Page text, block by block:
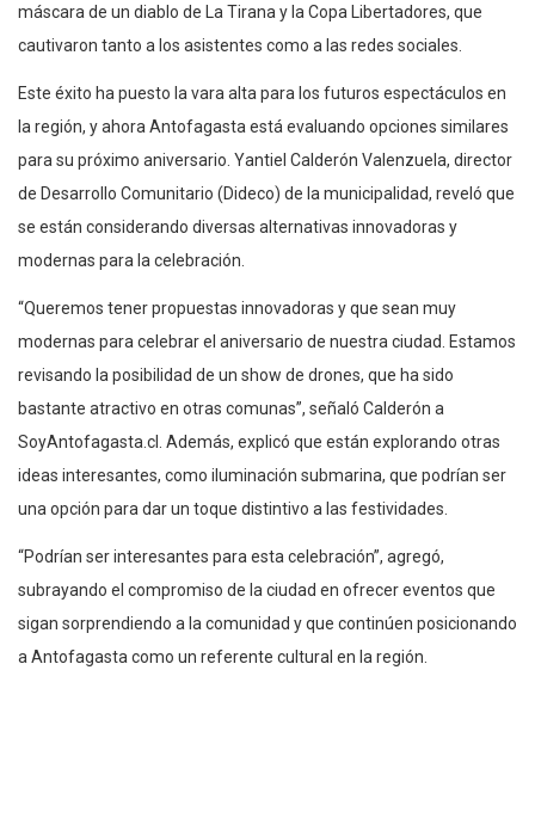
máscara de un diablo de La Tirana y la Copa Libertadores, que
cautivaron tanto a los asistentes como a las redes sociales.
Este éxito ha puesto la vara alta para los futuros espectáculos en
la región, y ahora Antofagasta está evaluando opciones similares
para su próximo aniversario. Yantiel Calderón Valenzuela, director
de Desarrollo Comunitario (Dideco) de la municipalidad, reveló que
se están considerando diversas alternativas innovadoras y
modernas para la celebración.
“Queremos tener propuestas innovadoras y que sean muy
modernas para celebrar el aniversario de nuestra ciudad. Estamos
revisando la posibilidad de un show de drones, que ha sido
bastante atractivo en otras comunas”, señaló Calderón a
SoyAntofagasta.cl. Además, explicó que están explorando otras
ideas interesantes, como iluminación submarina, que podrían ser
una opción para dar un toque distintivo a las festividades.
“Podrían ser interesantes para esta celebración”, agregó,
subrayando el compromiso de la ciudad en ofrecer eventos que
sigan sorprendiendo a la comunidad y que continúen posicionando
a Antofagasta como un referente cultural en la región.